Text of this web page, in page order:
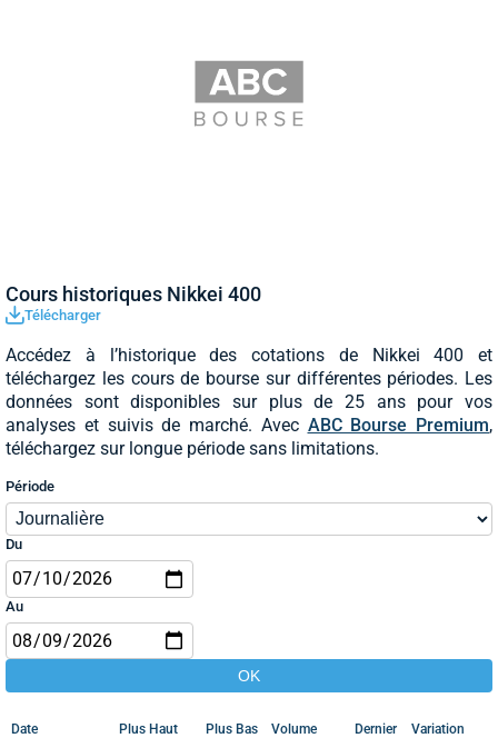
Cours historiques Nikkei 400
Télécharger
Accédez à l’historique des cotations de Nikkei 400 et
téléchargez les cours de bourse sur différentes périodes. Les
données sont disponibles sur plus de 25 ans pour vos
analyses et suivis de marché. Avec ABC Bourse Premium,
téléchargez sur longue période sans limitations.
Période
Du
Au
Date Plus Haut Plus Bas Volume Dernier Variation